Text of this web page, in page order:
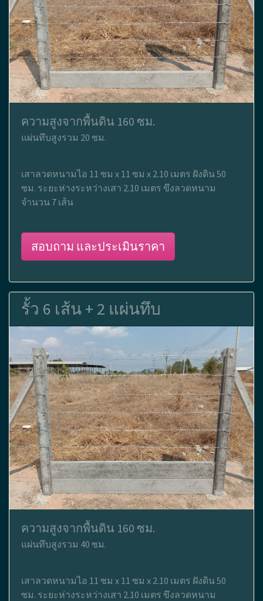
ความสูงจากพื้นดิน 160 ซม.
แผ่นทึบสูงรวม 20 ซม.
เสาลวดหนามไอ 11 ซม x 11 ซม x 2.10 เมตร ฝังดิน 50
ซม. ระยะห่างระหว่างเสา 2.10 เมตร ขึงลวดหนาม
จำนวน 7 เส้น
สอบถาม และประเมินราคา
รั้ว 6 เส้น + 2 แผ่นทึบ
ความสูงจากพื้นดิน 160 ซม.
แผ่นทึบสูงรวม 40 ซม.
เสาลวดหนามไอ 11 ซม x 11 ซม x 2.10 เมตร ฝังดิน 50
ซม. ระยะห่างระหว่างเสา 2.10 เมตร ขึงลวดหนาม